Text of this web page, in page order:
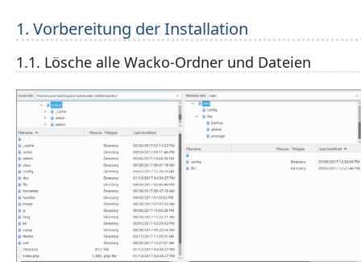
1. Vorbereitung der Installation
1.1. Lösche alle Wacko-Ordner und Dateien